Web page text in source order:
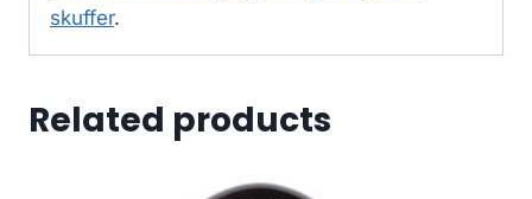
skuffer.
Related products